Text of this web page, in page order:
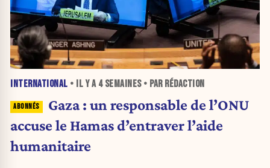
INTERNATIONAL • IL Y A 4 SEMAINES• PAR RÉDACTION
Gaza : un responsable de l’ONU
accuse le Hamas d’entraver l’aide
humanitaire